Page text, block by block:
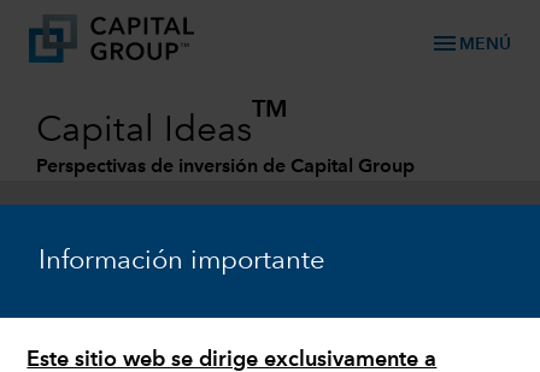
Información importante
Este sitio web se dirige exclusivamente a
menu MENÚ
Capital Ideas
TM
Perspectivas de inversión de Capital Group